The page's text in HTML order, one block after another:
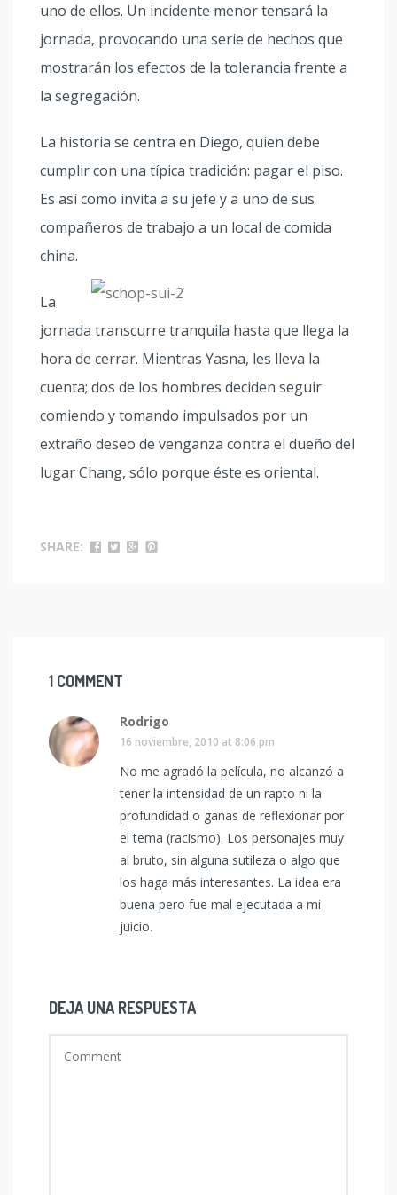
uno de ellos. Un incidente menor tensará la
jornada, provocando una serie de hechos que
mostrarán los efectos de la tolerancia frente a
la segregación.
La historia se centra en Diego, quien debe
cumplir con una típica tradición: pagar el piso.
Es así como invita a su jefe y a uno de sus
compañeros de trabajo a un local de comida
china.
La
jornada transcurre tranquila hasta que llega la
hora de cerrar. Mientras Yasna, les lleva la
cuenta; dos de los hombres deciden seguir
comiendo y tomando impulsados por un
extraño deseo de venganza contra el dueño del
lugar Chang, sólo porque éste es oriental.
SHARE:
1 COMMENT
Rodrigo
16 noviembre, 2010 at 8:06 pm
No me agradó la película, no alcanzó a
tener la intensidad de un rapto ni la
profundidad o ganas de reflexionar por
el tema (racismo). Los personajes muy
al bruto, sin alguna sutileza o algo que
los haga más interesantes. La idea era
buena pero fue mal ejecutada a mi
juicio.
DEJA UNA RESPUESTA